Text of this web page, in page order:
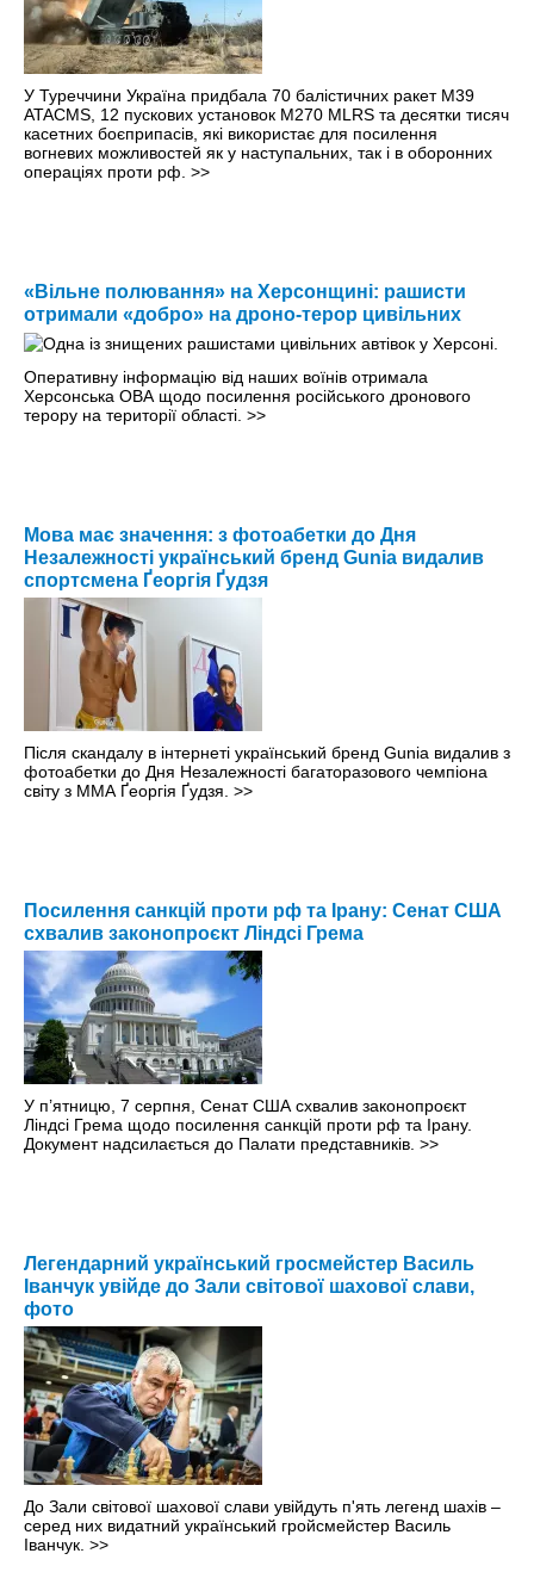
У Туреччини Україна придбала 70 балістичних ракет M39
ATACMS, 12 пускових установок M270 MLRS та десятки тисяч
касетних боєприпасів, які використає для посилення
вогневих можливостей як у наступальних, так і в оборонних
операціях проти рф. >>
«Вільне полювання» на Херсонщині: рашисти
отримали «добро» на дроно-терор цивільних
Оперативну інформацію від наших воїнів отримала
Херсонська ОВА щодо посилення російського дронового
терору на території області. >>
Мова має значення: з фотоабетки до Дня
Незалежності український бренд Gunia видалив
спортсмена Ґеоргія Ґудзя
Після скандалу в інтернеті український бренд Gunia видалив з
фотоабетки до Дня Незалежності багаторазового чемпіона
світу з ММА Ґеоргія Ґудзя. >>
Посилення санкцій проти рф та Ірану: Сенат США
схвалив законопроєкт Ліндсі Грема
У п’ятницю, 7 серпня, Сенат США схвалив законопроєкт
Ліндсі Грема щодо посилення санкцій проти рф та Ірану.
Документ надсилається до Палати представників. >>
Легендарний український гросмейстер Василь
Іванчук увійде до Зали світової шахової слави,
фото
До Зали світової шахової слави увійдуть п'ять легенд шахів –
серед них видатний український гройсмейстер Василь
Іванчук. >>